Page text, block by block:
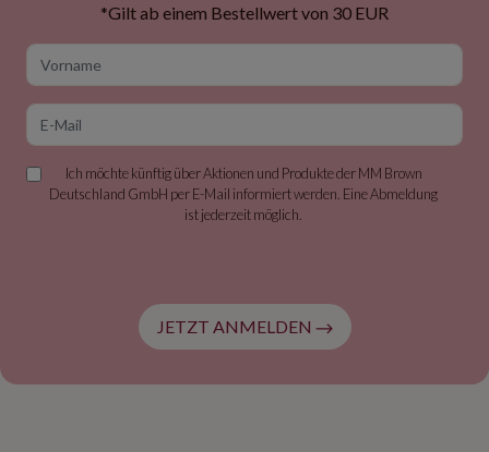
*Gilt ab einem Bestellwert von 30 EUR
Ich möchte künftig über Aktionen und Produkte der MM Brown
Deutschland GmbH per E-Mail informiert werden. Eine Abmeldung
ist jederzeit möglich.
JETZT ANMELDEN